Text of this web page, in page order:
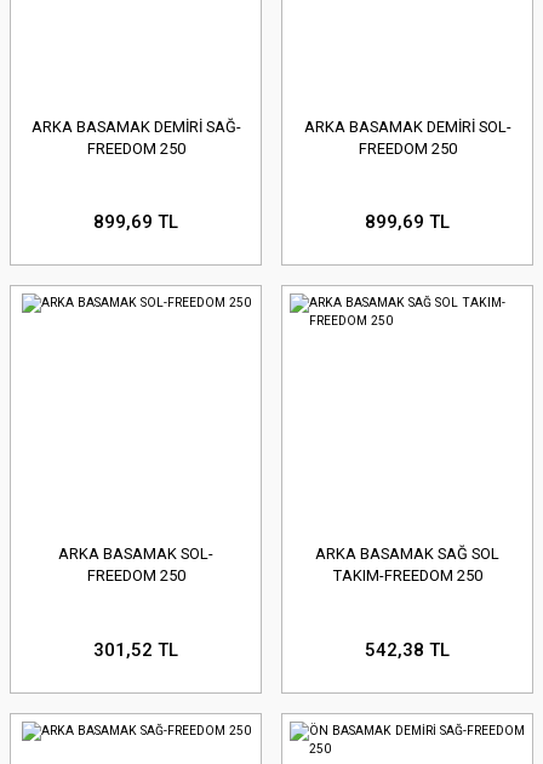
ARKA BASAMAK DEMİRİ SAĞ-
FREEDOM 250
899,69 TL
ARKA BASAMAK DEMİRİ SOL-
FREEDOM 250
899,69 TL
ARKA BASAMAK SOL-
FREEDOM 250
301,52 TL
ARKA BASAMAK SAĞ SOL
TAKIM-FREEDOM 250
542,38 TL